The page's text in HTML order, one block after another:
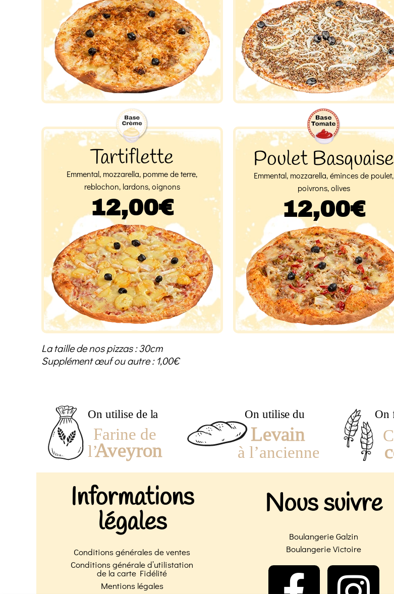
Tartiflette
Emmental, mozzarella, pomme de terre,
reblochon, lardons, oignons
12,00€
Poulet Basquaise
Emmental, mozzarella, éminces de poulet,
poivrons, olives
12,00€
La taille de nos pizzas : 30cm
Supplément œuf ou autre : 1,00€
Informations
légales
Conditions générales de ventes
Conditions générale d’utilistation
de la carte Fidélité
Mentions légales
Nous suivre
Boulangerie Galzin
Boulangerie Victoire
F I